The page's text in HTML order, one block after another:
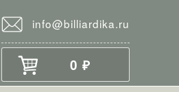
info@billiardika.ru
0 ₽